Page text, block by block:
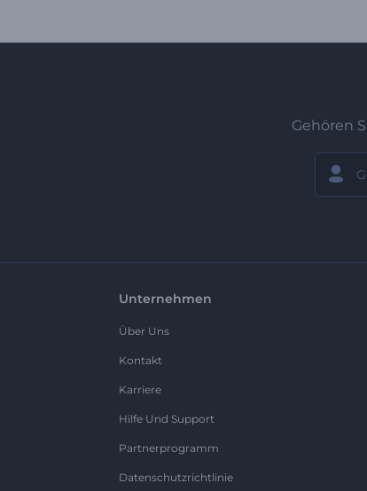
Gehören
Unternehmen
Über Uns
Kontakt
Karriere
Hilfe Und Support
Partnerprogramm
Datenschutzrichtlinie